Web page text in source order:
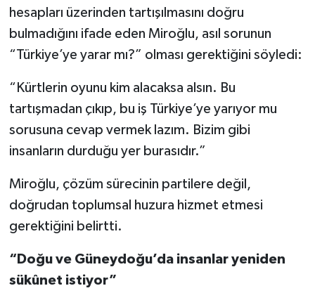
hesapları üzerinden tartışılmasını doğru
bulmadığını ifade eden Miroğlu, asıl sorunun
“Türkiye’ye yarar mı?” olması gerektiğini söyledi:
“Kürtlerin oyunu kim alacaksa alsın. Bu
tartışmadan çıkıp, bu iş Türkiye’ye yarıyor mu
sorusuna cevap vermek lazım. Bizim gibi
insanların durduğu yer burasıdır.”
Miroğlu, çözüm sürecinin partilere değil,
doğrudan toplumsal huzura hizmet etmesi
gerektiğini belirtti.
“Doğu ve Güneydoğu’da insanlar yeniden
sükûnet istiyor”